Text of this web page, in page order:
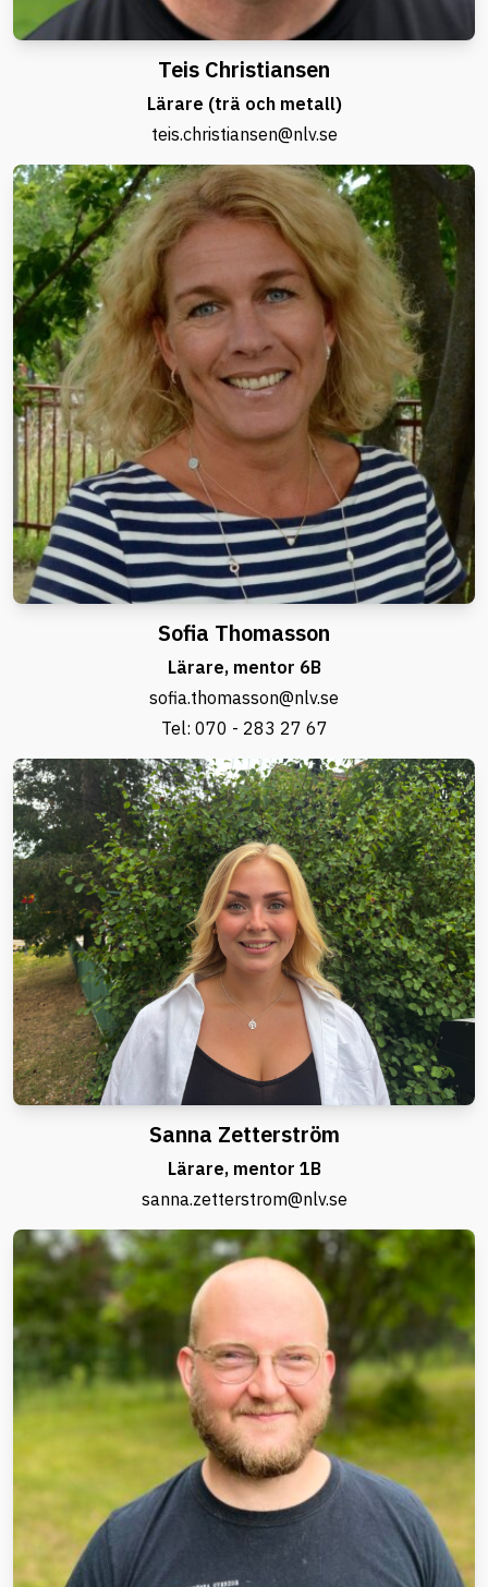
Teis Christiansen
Lärare (trä och metall)
teis.christiansen@nlv.se
Sofia Thomasson
Lärare, mentor 6B
sofia.thomasson@nlv.se
Tel: 070 - 283 27 67
Sanna Zetterström
Lärare, mentor 1B
sanna.zetterstrom@nlv.se